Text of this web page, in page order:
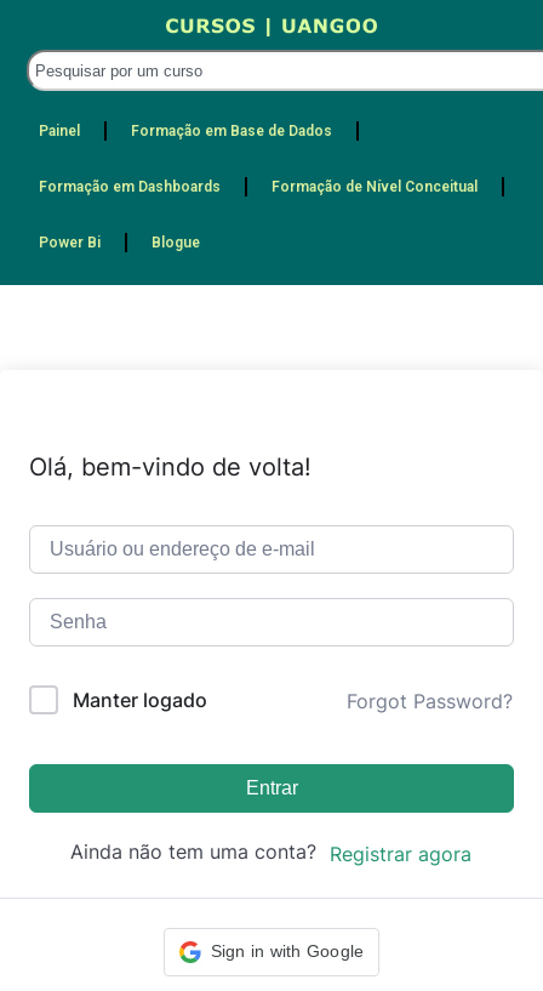
Painel Formação em Base de Dados
Formação em Dashboards Formação de Nível Conceitual
Power Bi Blogue
Olá, bem-vindo de volta!
Manter logado Forgot Password?
Entrar
Ainda não tem uma conta? Registrar agora
Sign in with Google